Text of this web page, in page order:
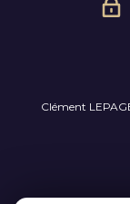
Clément